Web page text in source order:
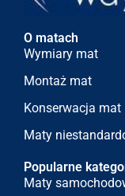
O matach
Wymiary mat
Montaż mat
Konserwacja mat
Maty
Popularne
Maty